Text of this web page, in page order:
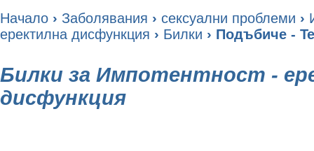
Начало › Заболявания › сексуални проблеми ›
еректилна дисфункция › Билки › Подъбиче -
Билки за Импотентност -
дисфункция